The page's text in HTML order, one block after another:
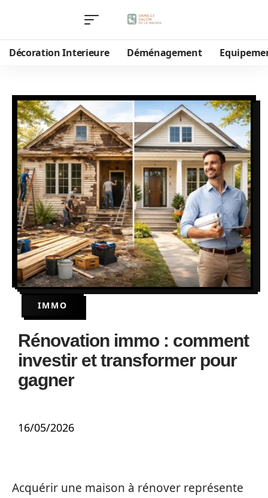
Décoration Interieure Déménagement
IMMO
Rénovation immo : comment
investir et transformer pour
gagner
16/05/2026
Acquérir une maison à rénover représente